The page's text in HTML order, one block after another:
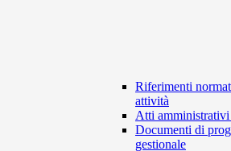
Riferimenti
attività
Atti amministrativi
Documenti di
gestionale